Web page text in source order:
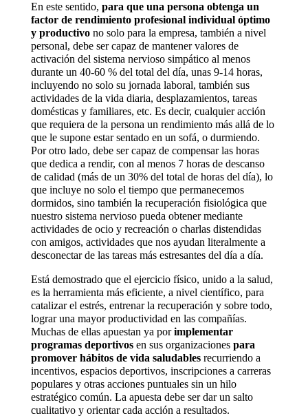
En este sentido, para que una persona obtenga un
factor de rendimiento profesional individual óptimo
y productivono solo para la empresa, también a nivel
personal, debe ser capaz de mantener valores de
activación del sistema nervioso simpático al menos
durante un 40-60 % del total del día, unas 9-14 horas,
incluyendo no solo su jornada laboral, también sus
actividades de la vida diaria, desplazamientos, tareas
domésticas y familiares, etc. Es decir, cualquier acción
que requiera de la persona un rendimiento más allá de lo
que le supone estar sentado en un sofá, o durmiendo.
Por otro lado, debe ser capaz de compensar las horas
que dedica a rendir, con al menos 7 horas de descanso
de calidad (más de un 30% del total de horas del día), lo
que incluye no solo el tiempo que permanecemos
dormidos, sino también la recuperación fisiológica que
nuestro sistema nervioso pueda obtener mediante
actividades de ocio y recreación o charlas distendidas
con amigos, actividades que nos ayudan literalmente a
desconectar de las tareas más estresantes del día a día.
Está demostrado que el ejercicio físico, unido a la salud,
es la herramienta más eficiente, a nivel científico, para
catalizar el estrés, entrenar la recuperación y sobre todo,
lograr una mayor productividad en las compañías.
Muchas de ellas apuestan ya porimplementar
programas deportivos en sus organizaciones para
promover hábitos de vida saludablesrecurriendo a
incentivos, espacios deportivos, inscripciones a carreras
populares y otras acciones puntuales sin un hilo
estratégico común. La apuesta debe ser dar un salto
cualitativo y orientar cada acción a resultados.